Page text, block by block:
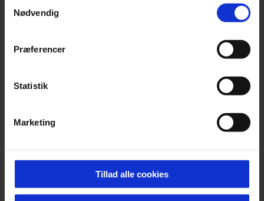
Nødvendig
Præferencer
Statistik
Marketing
Tillad alle cookies